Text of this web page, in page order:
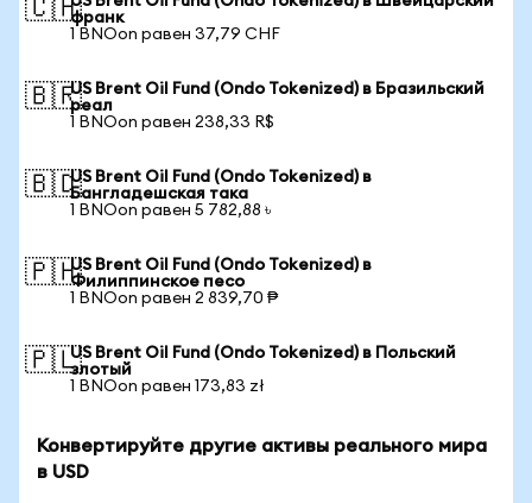
🇨🇭франк
1 BNOon равен 37,79 CHF
🇧🇷US Brent Oil Fund (Ondo Tokenized) в Бразильский
реал
1 BNOon равен 238,33 R$
🇧🇩US Brent Oil Fund (Ondo Tokenized) в
Бангладешская така
1 BNOon равен 5 782,88 ৳
🇵🇭US Brent Oil Fund (Ondo Tokenized) в
Филиппинское песо
1 BNOon равен 2 839,70 ₱
🇵🇱US Brent Oil Fund (Ondo Tokenized) в Польский
злотый
1 BNOon равен 173,83 zł
Конвертируйте другие активы реального мира
в USD